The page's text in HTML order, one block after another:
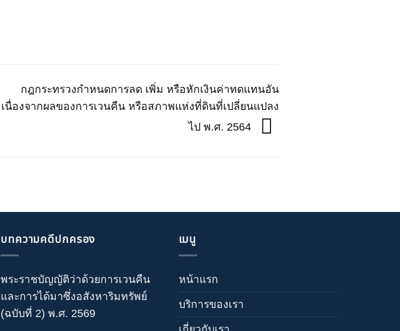
กฎกระทรวงกำหนดการลด เพิ่ม หรือหักเงินค่าทดแทนอัน
เนื่องจากผลของการเวนคืน หรือสภาพแห่งที่ดินที่เปลี่ยนแปลง
ไป พ.ศ. 2564
บทความคดีปกครอง
พระราชบัญญัติว่าด้วยการเวนคืน
และการได้มาซึ่งอสังหาริมทรัพย์
(ฉบับที่ 2) พ.ศ. 2569
เมนู
หน้าแรก
บริการของเรา